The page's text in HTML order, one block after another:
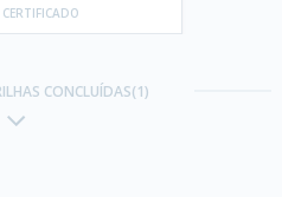
CERTIFICADO
CONCLUÍDAS(1)